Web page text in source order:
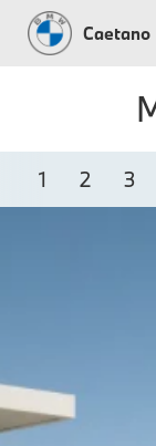
Caetano
1 2 3